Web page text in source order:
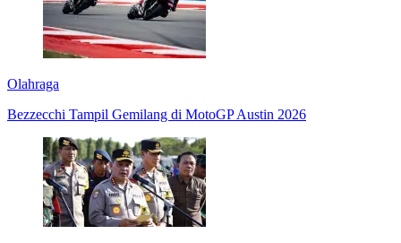
Olahraga
Bezzecchi Tampil Gemilang di MotoGP Austin 2026